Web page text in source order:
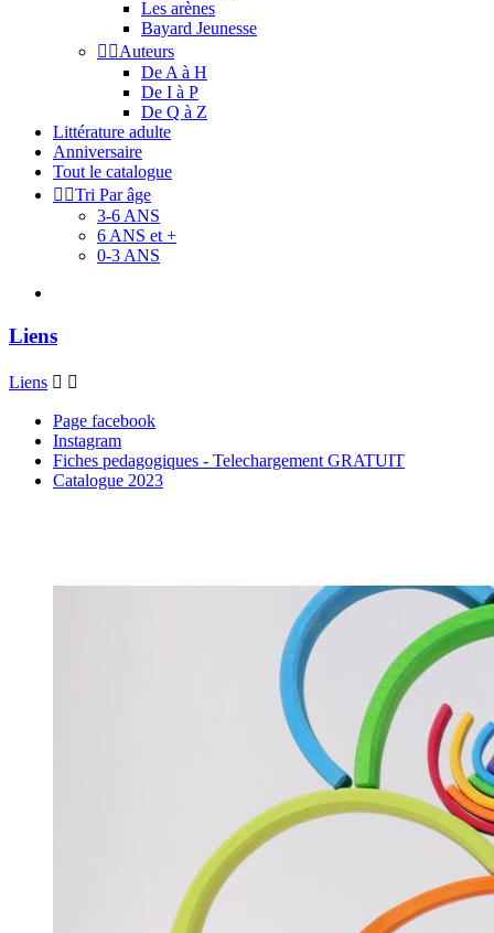
Les arènes
Bayard Jeunesse
 Auteurs
De A à H
De I à P
De Q à Z
Littérature adulte
Anniversaire
Tout le catalogue
 Tri Par âge
3-6 ANS
6 ANS et +
0-3 ANS
Liens
Liens  
Page facebook
Instagram
Fiches pedagogiques - Telechargement GRATUIT
Catalogue 2023